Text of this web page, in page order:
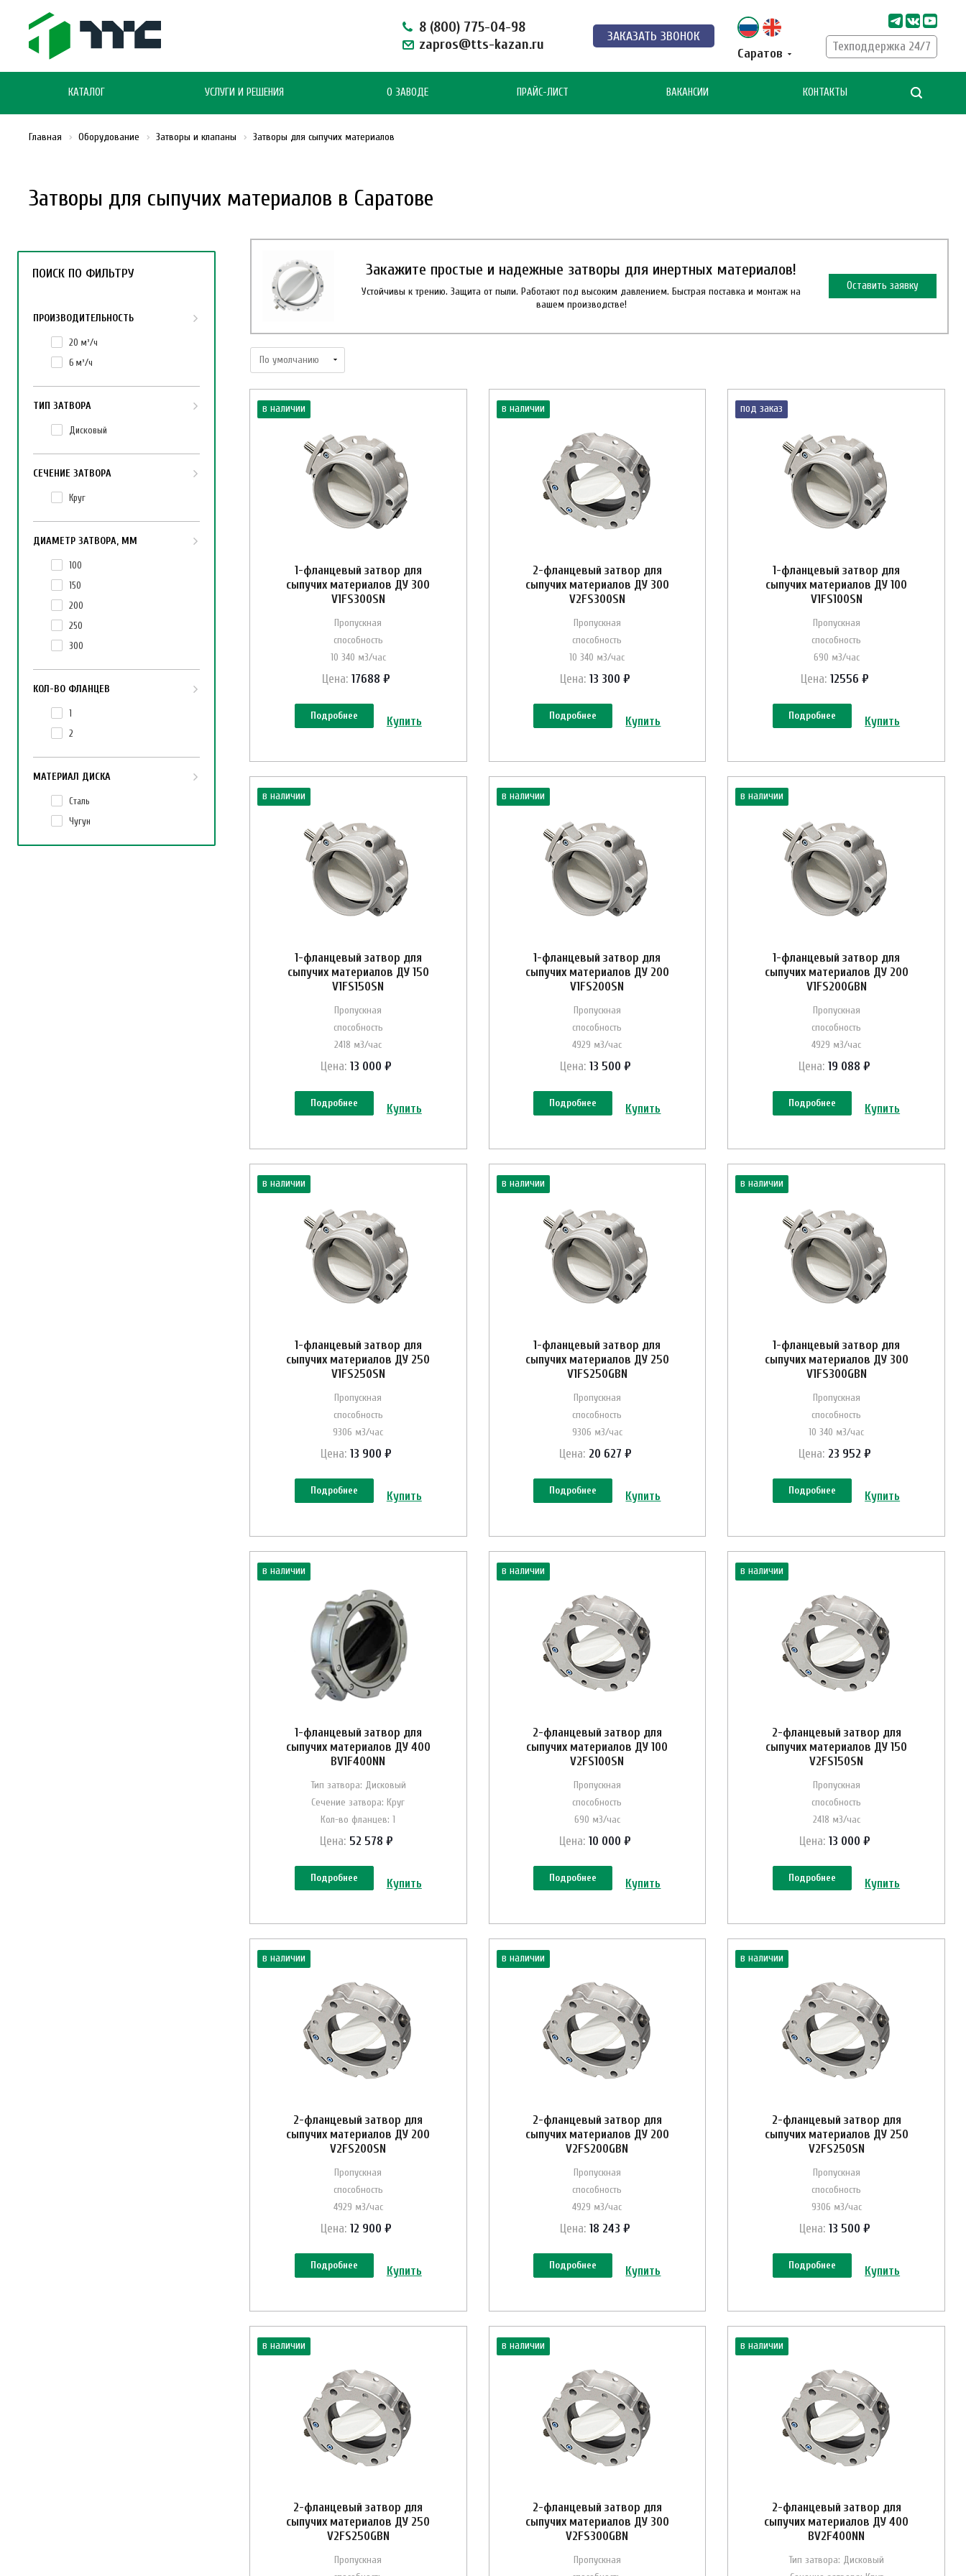
8 (800) 775-04-98
zapros@tts-kazan.ru
ЗАКАЗАТЬ ЗВОНОК
Саратов
Техподдержка 24/7
КАТАЛОГ УСЛУГИ И РЕШЕНИЯ О ЗАВОДЕ ПРАЙС-ЛИСТ ВАКАНСИИ КОНТАКТЫ
Затворы для сыпучих материалов в Саратове
Главная Оборудование Затворы и клапаны Затворы для сыпучих материалов
Закажите простые и надежные затворы для инертных материалов!
Устойчивы к трению. Защита от пыли. Работают под высоким давлением. Быстрая поставка и монтаж на
вашем производстве!
Оставить заявку
в наличии
1-фланцевый затвор для
сыпучих материалов ДУ 300
V1FS300SN
Пропускная
способность
10 340 м3/час
Цена: 17688 ₽
Подробнее Купить
в наличии
2-фланцевый затвор для
сыпучих материалов ДУ 300
V2FS300SN
Пропускная
способность
10 340 м3/час
Цена: 13 300 ₽
Подробнее Купить
под заказ
1-фланцевый затвор для
сыпучих материалов ДУ 100
V1FS100SN
Пропускная
способность
690 м3/час
Цена: 12556 ₽
Подробнее Купить
в наличии
1-фланцевый затвор для
сыпучих материалов ДУ 150
V1FS150SN
Пропускная
способность
2418 м3/час
Цена: 13 000 ₽
Подробнее Купить
в наличии
1-фланцевый затвор для
сыпучих материалов ДУ 200
V1FS200SN
Пропускная
способность
4929 м3/час
Цена: 13 500 ₽
Подробнее Купить
в наличии
1-фланцевый затвор для
сыпучих материалов ДУ 200
V1FS200GBN
Пропускная
способность
4929 м3/час
Цена: 19 088 ₽
Подробнее Купить
в наличии
1-фланцевый затвор для
сыпучих материалов ДУ 250
V1FS250SN
Пропускная
способность
9306 м3/час
Цена: 13 900 ₽
Подробнее Купить
в наличии
1-фланцевый затвор для
сыпучих материалов ДУ 250
V1FS250GBN
Пропускная
способность
9306 м3/час
Цена: 20 627 ₽
Подробнее Купить
в наличии
1-фланцевый затвор для
сыпучих материалов ДУ 300
V1FS300GBN
Пропускная
способность
10 340 м3/час
Цена: 23 952 ₽
Подробнее Купить
в наличии
1-фланцевый затвор для
сыпучих материалов ДУ 400
BV1F400NN
Тип затвора: Дисковый
Сечение затвора: Круг
Кол-во фланцев: 1
Цена: 52 578 ₽
Подробнее Купить
в наличии
2-фланцевый затвор для
сыпучих материалов ДУ 100
V2FS100SN
Пропускная
способность
690 м3/час
Цена: 10 000 ₽
Подробнее Купить
в наличии
2-фланцевый затвор для
сыпучих материалов ДУ 150
V2FS150SN
Пропускная
способность
2418 м3/час
Цена: 13 000 ₽
Подробнее Купить
в наличии
2-фланцевый затвор для
сыпучих материалов ДУ 200
V2FS200SN
Пропускная
способность
4929 м3/час
Цена: 12 900 ₽
Подробнее Купить
в наличии
2-фланцевый затвор для
сыпучих материалов ДУ 200
V2FS200GBN
Пропускная
способность
4929 м3/час
Цена: 18 243 ₽
Подробнее Купить
в наличии
2-фланцевый затвор для
сыпучих материалов ДУ 250
V2FS250SN
Пропускная
способность
9306 м3/час
Цена: 13 500 ₽
Подробнее Купить
в наличии
2-фланцевый затвор для
сыпучих материалов ДУ 250
V2FS250GBN
Пропускная
в наличии
2-фланцевый затвор для
сыпучих материалов ДУ 300
V2FS300GBN
Пропускная
в наличии
2-фланцевый затвор для
сыпучих материалов ДУ 400
BV2F400NN
Тип затвора: Дисковый
ПОИСК ПО ФИЛЬТРУ
ПРОИЗВОДИТЕЛЬНОСТЬ
20 м³/ч
6 м³/ч
ТИП ЗАТВОРА
Дисковый
СЕЧЕНИЕ ЗАТВОРА
Круг
ДИАМЕТР ЗАТВОРА, ММ
100
150
200
250
300
КОЛ-ВО ФЛАНЦЕВ
1
2
МАТЕРИАЛ ДИСКА
Сталь
Чугун